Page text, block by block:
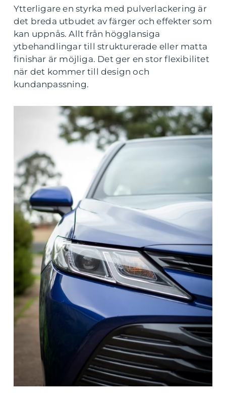
Ytterligare en styrka med pulverlackering är
det breda utbudet av färger och effekter som
kan uppnås. Allt från högglansiga
ytbehandlingar till strukturerade eller matta
finishar är möjliga. Det ger en stor flexibilitet
när det kommer till design och
kundanpassning.